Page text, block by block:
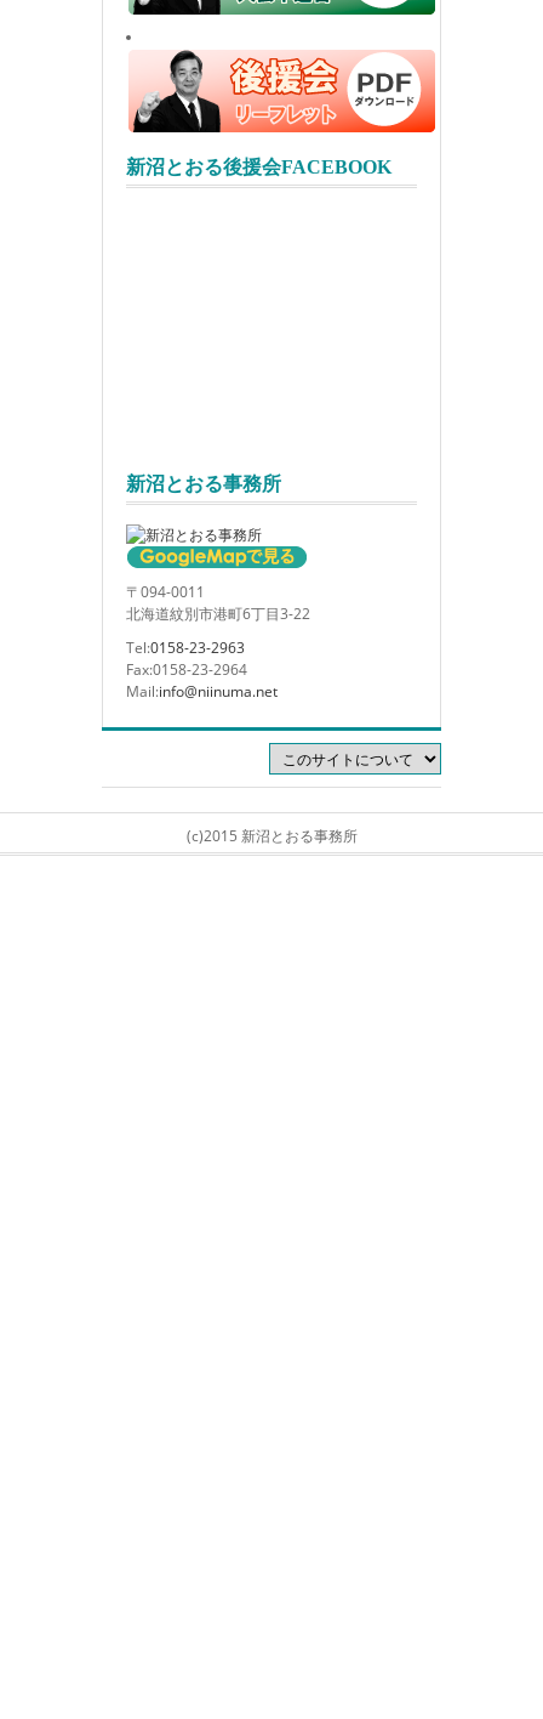
新沼とおる後援会FACEBOOK
新沼とおる事務所
〒094-0011
北海道紋別市港町6丁目3-22
Tel:0158-23-2963
Fax:0158-23-2964
Mail:info@niinuma.net
(c)2015 新沼とおる事務所